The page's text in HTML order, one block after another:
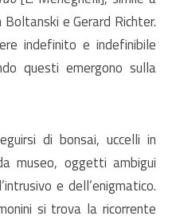
e Gerard Richter.
indefinito e indefinibile
questi emergono sulla
di bonsai, uccelli in
museo, oggetti ambigui
e dell’enigmatico.
si trova la ricorrente